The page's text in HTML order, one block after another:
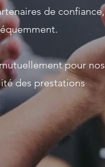
de confiance,
pour nos
des prestations